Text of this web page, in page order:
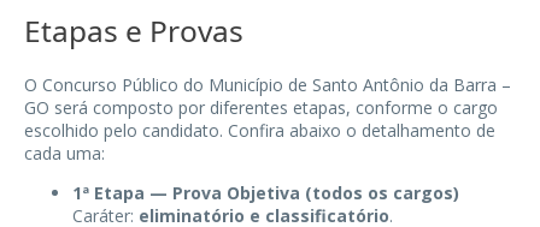
Etapas e Provas
O Concurso Público do Município de Santo Antônio da Barra –
GO será composto por diferentes etapas, conforme o cargo
escolhido pelo candidato. Confira abaixo o detalhamento de
cada uma:
1ª Etapa — Prova Objetiva (todos os cargos)
Caráter: eliminatório e classificatório.